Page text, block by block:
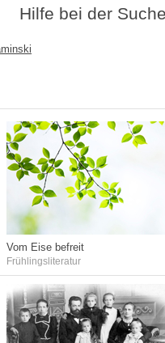
Hilfe bei der
Vom Eise befreit
Frühlingsliteratur